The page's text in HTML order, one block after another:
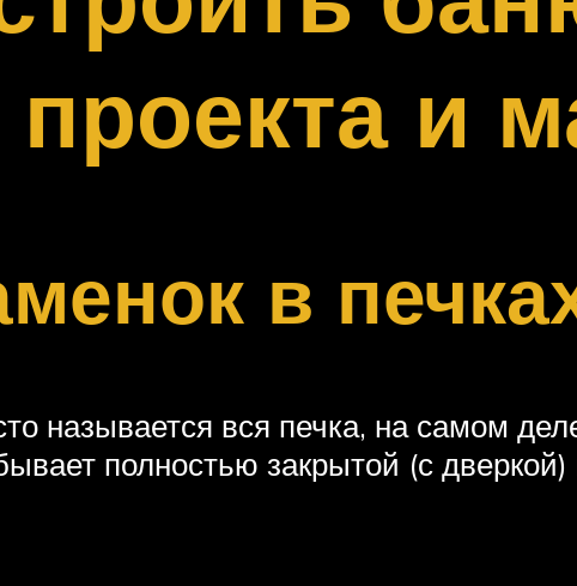
и
в
называется вся печка, на самом
полностью закрытой (с